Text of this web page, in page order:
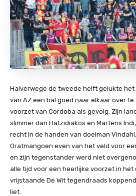
Halverwege de tweede helft gelukte het
van AZ een bal goed naar elkaar over
voorzet van Cordoba als gevolg. Zijn
slimmer dan Hatzidiakos en Martens
recht in de handen van doelman
Oratmangoen even van het veld voor
en zijn tegenstander werd niet
alle tijd voor een heerlijke voorzet in het
vrijstaande De Wit tegendraads
liet.